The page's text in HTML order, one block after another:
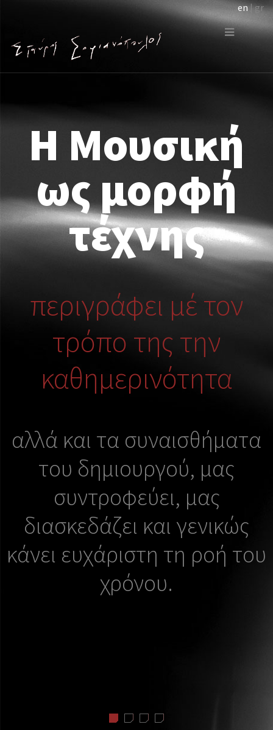
en| gr
Η Μουσική
ως μορφή
τέχνης
περιγράφει μέ τον
τρόπο της την
καθημερινότητα
αλλά και τα συναισθήματα
του δημιουργού, μας
συντροφεύει, μας
διασκεδάζει και γενικώς
κάνει ευχάριστη τη ροή του
χρόνου.